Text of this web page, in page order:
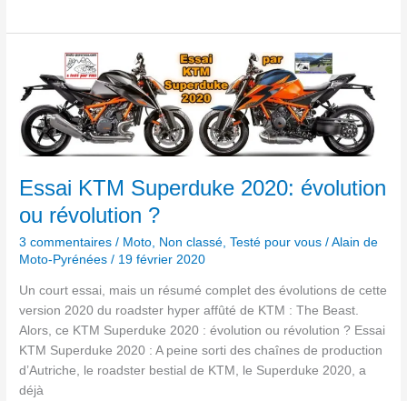
Essai KTM Superduke 2020: évolution
ou révolution ?
3 commentaires / Moto, Non classé,Testé pour vous /Alain de
Moto-Pyrénées/ 19 février 2020
Un court essai, mais un résumé complet des évolutions de cette
version 2020 du roadster hyper affûté de KTM : The Beast.
Alors, ce KTM Superduke 2020 : évolution ou révolution ? Essai
KTM Superduke 2020 : A peine sorti des chaînes de production
d’Autriche, le roadster bestial de KTM, le Superduke 2020, a
déjà
KTM Superduke
2020:
évolution
ou
révolution
?